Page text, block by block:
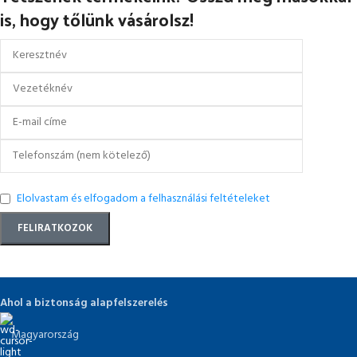
- Férfi kapli szélesség
- Méretre készült ortopédiai talpbetét,
amely megfelel az európai
normáknak DGUV112-191
is, hogy tőlünk vásárolsz!
Elolvastam és elfogadom a felhasználási feltételeket
Ahol a biztonság alapfelszerelés
Magyarország